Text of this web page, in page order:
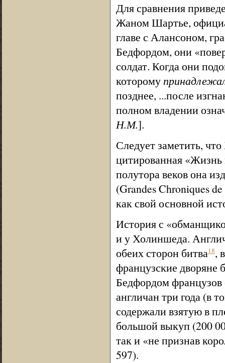
Для сравнения
Жаном Шартье,
главе с Алансоном,
Бедфордом, они
солдат. Когда они
которому
позднее, ...после
полном владении
Н.М.].
Следует заметить,
цитированная
полутора веков она
(Grandes Chroniques
как свой основной
История с
и у Холиншеда.
обеих сторон битва18,
французские дворяне
Бедфордом французов
англичан три года (в
содержали взятую в
большой выкуп (200
так и «не признав
597).